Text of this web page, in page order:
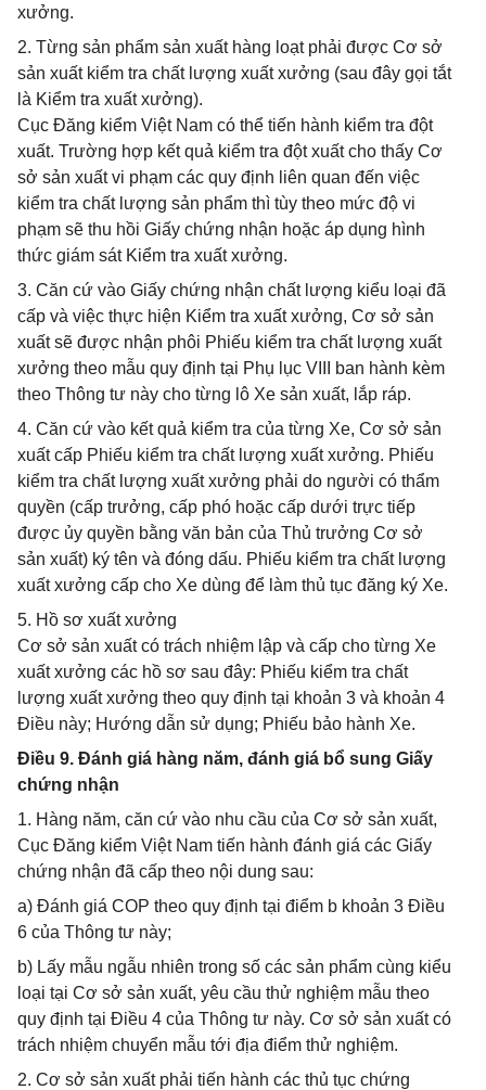
xưởng.
2. Từng sản phẩm sản xuất hàng loạt phải được Cơ sở
sản xuất kiểm tra chất lượng xuất xưởng (sau đây gọi tắt
là Kiểm tra xuất xưởng).
Cục Đăng kiểm Việt Nam có thể tiến hành kiểm tra đột
xuất. Trường hợp kết quả kiểm tra đột xuất cho thấy Cơ
sở sản xuất vi phạm các quy định liên quan đến việc
kiểm tra chất lượng sản phẩm thì tùy theo mức độ vi
phạm sẽ thu hồi Giấy chứng nhận hoặc áp dụng hình
thức giám sát Kiểm tra xuất xưởng.
3. Căn cứ vào Giấy chứng nhận chất lượng kiểu loại đã
cấp và việc thực hiện Kiểm tra xuất xưởng, Cơ sở sản
xuất sẽ được nhận phôi Phiếu kiểm tra chất lượng xuất
xưởng theo mẫu quy định tại Phụ lục VIII ban hành kèm
theo Thông tư này cho từng lô Xe sản xuất, lắp ráp.
4. Căn cứ vào kết quả kiểm tra của từng Xe, Cơ sở sản
xuất cấp Phiếu kiểm tra chất lượng xuất xưởng. Phiếu
kiểm tra chất lượng xuất xưởng phải do người có thẩm
quyền (cấp trưởng, cấp phó hoặc cấp dưới trực tiếp
được ủy quyền bằng văn bản của Thủ trưởng Cơ sở
sản xuất) ký tên và đóng dấu. Phiếu kiểm tra chất lượng
xuất xưởng cấp cho Xe dùng để làm thủ tục đăng ký Xe.
5. Hồ sơ xuất xưởng
Cơ sở sản xuất có trách nhiệm lập và cấp cho từng Xe
xuất xưởng các hồ sơ sau đây: Phiếu kiểm tra chất
lượng xuất xưởng theo quy định tại khoản 3 và khoản 4
Điều này; Hướng dẫn sử dụng; Phiếu bảo hành Xe.
Điều 9. Đánh giá hàng năm, đánh giá bổ sung Giấy
chứng nhận
1. Hàng năm, căn cứ vào nhu cầu của Cơ sở sản xuất,
Cục Đăng kiểm Việt Nam tiến hành đánh giá các Giấy
chứng nhận đã cấp theo nội dung sau:
a) Đánh giá COP theo quy định tại điểm b khoản 3 Điều
6 của Thông tư này;
b) Lấy mẫu ngẫu nhiên trong số các sản phẩm cùng kiểu
loại tại Cơ sở sản xuất, yêu cầu thử nghiệm mẫu theo
quy định tại Điều 4 của Thông tư này. Cơ sở sản xuất có
trách nhiệm chuyển mẫu tới địa điểm thử nghiệm.
2. Cơ sở sản xuất phải tiến hành các thủ tục chứng